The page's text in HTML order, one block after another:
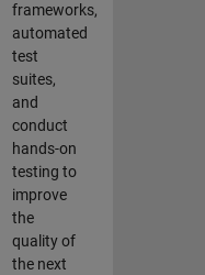
frameworks,
automated
test
suites,
and
conduct
hands-on
testing to
improve
the
quality of
the next